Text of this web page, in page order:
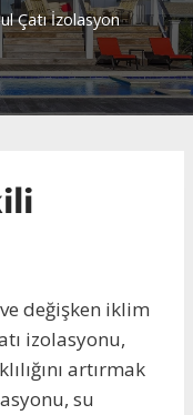
Çatı İzolasyon
değişken iklim
izolasyonu,
artırmak
su